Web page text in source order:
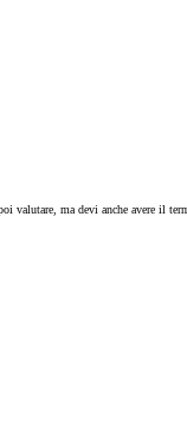
valutare, ma devi anche avere il